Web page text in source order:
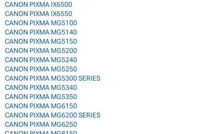
CANON PIXMA IX6500
CANON PIXMA IX6550
CANON PIXMA MG5100
CANON PIXMA MG5140
CANON PIXMA MG5150
CANON PIXMA MG5200
CANON PIXMA MG5240
CANON PIXMA MG5250
CANON PIXMA MG5300 SERIES
CANON PIXMA MG5340
CANON PIXMA MG5350
CANON PIXMA MG6150
CANON PIXMA MG6200 SERIES
CANON PIXMA MG6250